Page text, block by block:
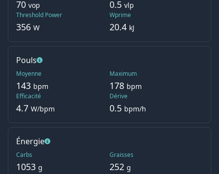
70 vop 0.5 vlp
Threshold Power
356 W
Wprime
20.4 kJ
Pouls
Moyenne
143 bpm
Maximum
178 bpm
Efficacité
4.7 W/bpm
Dérive
0.5 bpm/h
Énergie
Carbs
1053 g
Graisses
252 g